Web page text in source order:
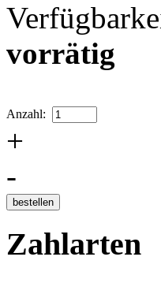
vorrätig
Anzahl:
+
-
Zahlarten